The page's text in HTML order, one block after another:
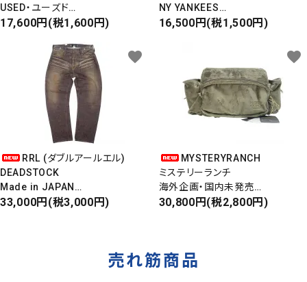
USED・ユーズド
6PANEL CAP
17,600円(税1,600円)
NY YANKEES
ニューヨークヤンキース
16,500円(税1,500円)
RRL (ダブルアールエル)
DEADSTOCK
Made in JAPAN
DAMAGE DENIM PANTS
33,000円(税3,000円)
favorite
MYSTERYRANCH
ミステリーランチ
海外企画・国内未発売
WAIST BAG
30,800円(税2,800円)
favorite
売れ筋商品